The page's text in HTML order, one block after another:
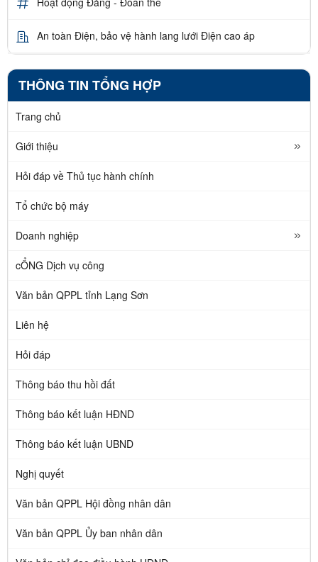
An toàn Điện, bảo vệ hành lang lưới Điện cao áp
THÔNG TIN TỔNG HỢP
Trang chủ
Giới thiệu
Hỏi đáp về Thủ tục hành chính
Tổ chức bộ máy
Doanh nghiệp
cỔNG Dịch vụ công
Văn bản QPPL tỉnh Lạng Sơn
Liên hệ
Hỏi đáp
Thông báo thu hồi đất
Thông báo kết luận HĐND
Thông báo kết luận UBND
Nghị quyết
Văn bản QPPL Hội đồng nhân dân
Văn bản QPPL Ủy ban nhân dân